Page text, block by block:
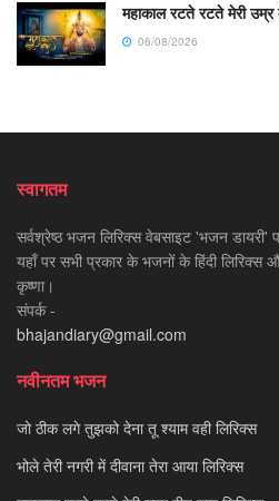
महाकाल रटते रटते मेरी उम्र
06/08/2026
स्वागतम
सर्वश्रेष्ठ भजन लिरिक्स वेबसाइट 'भजन
यहाँ पर सभी प्रकार के भजनों के हिंदी
कृष्णा।
संपर्क -
bhajandiary@gmail.com
नवीनतम भजन
जो ठीक लगे तुझको देना तू श्याम वही लिरिक्स
भोले तेरी नगरी में दीवाना तेरा आया लिरिक्स